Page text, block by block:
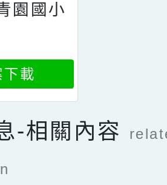
園國小
下載
-相關內容